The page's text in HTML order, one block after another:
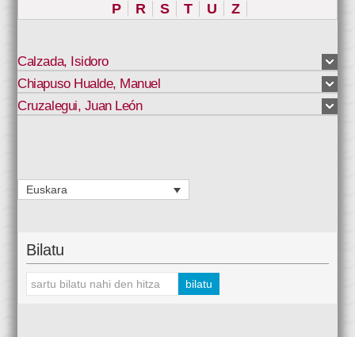
P
R S T U Z
Calzada, Isidoro
Chiapuso Hualde, Manuel
Cruzalegui, Juan León
Euskara
Bilatu